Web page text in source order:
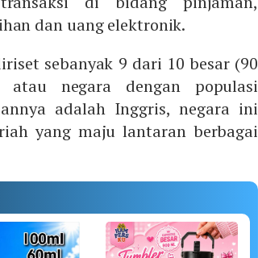
dan uang elektronik.
sebanyak 9 dari 10 besar (90
negara dengan populasi
adalah Inggris, negara ini
yang maju lantaran berbagai